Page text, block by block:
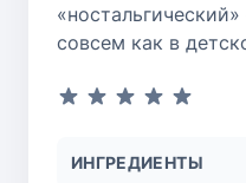
совсем как в
ИНГРЕДИЕНТЫ